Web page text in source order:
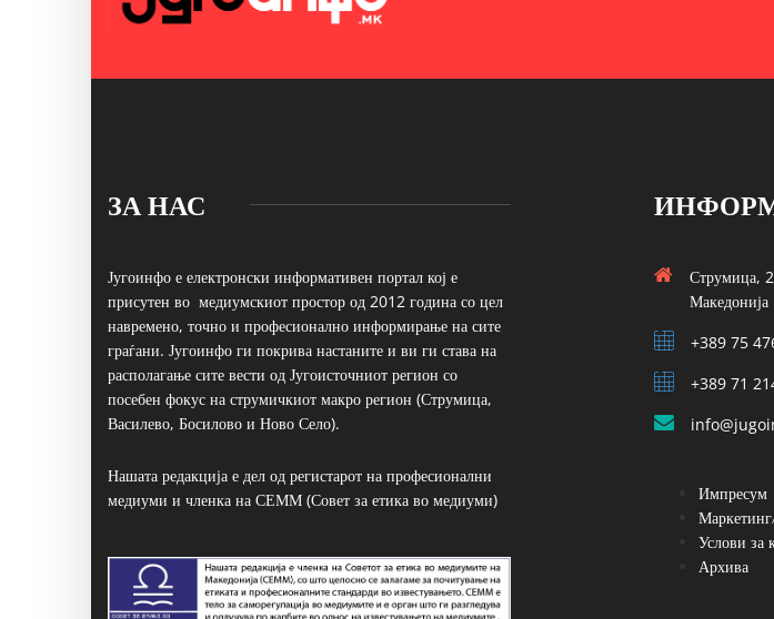
ЗА НАС
Југоинфо е електронски информативен портал кој е
присутен во медиумскиот простор од 2012 година со цел
навремено, точно и професионално информирање на сите
граѓани. Југоинфо ги покрива настаните и ви ги става на
располагање сите вести од Југоисточниот регион со
посебен фокус на струмичкиот макро регион (Струмица,
Василево, Босилово и Ново Село).
Нашата редакција е дел од регистарот на професионални
медиуми и членка на СЕММ (Совет за етика во медиуми)
Струмица,
Македонија
+389 75
+389 71
Импресум
Услови за
Архива